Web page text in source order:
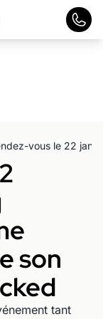
son
tant